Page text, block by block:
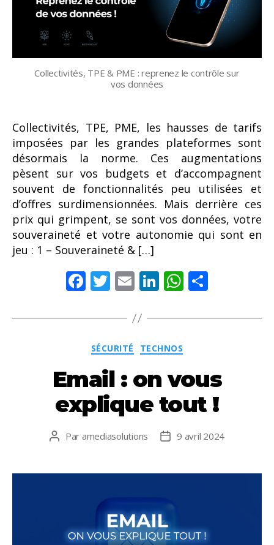
contrôle
vos
données ?
Collectivités, TPE & PME : reprenez le contrôle sur
vos données
Collectivités, TPE, PME, les hausses de tarifs
imposées par les grandes plateformes sont
désormais la norme. Ces augmentations
pèsent sur vos budgets et d’accompagnent
souvent de fonctionnalités peu utilisées et
d’offres surdimensionnées. Mais derrière ces
prix qui grimpent, se sont vos données, votre
souveraineté et votre autonomie qui sont en
jeu : 1 – Souveraineté & […]
F
e
b
o
o
k
T
itt
er
E
ai
l
Li
k
e
dI
n
W
at
p
p
ta
Catégories
SÉCURITÉ TECHNOS
Email : on vous
explique tout !
Auteur
Par amediasolutions
Date9 avril 2024